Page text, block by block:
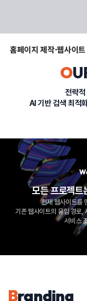
COMPANY
PORTFOLIO
BLOG
CONTACT
정부지원사업
홈페이지 제작·웹사이
O
전략적
AI 기반 검색 최적
모든 프로젝트
현재 웹사이트를
기존 웹사이트의 유입 경로,
서비스
Branding